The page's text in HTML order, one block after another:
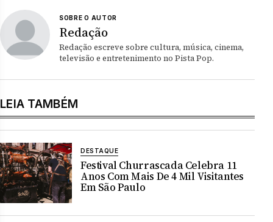
SOBRE O AUTOR
Redação
Redação escreve sobre cultura, música, cinema,
televisão e entretenimento no Pista Pop.
LEIA TAMBÉM
DESTAQUE
Festival Churrascada Celebra 11
Anos Com Mais De 4 Mil Visitantes
Em São Paulo